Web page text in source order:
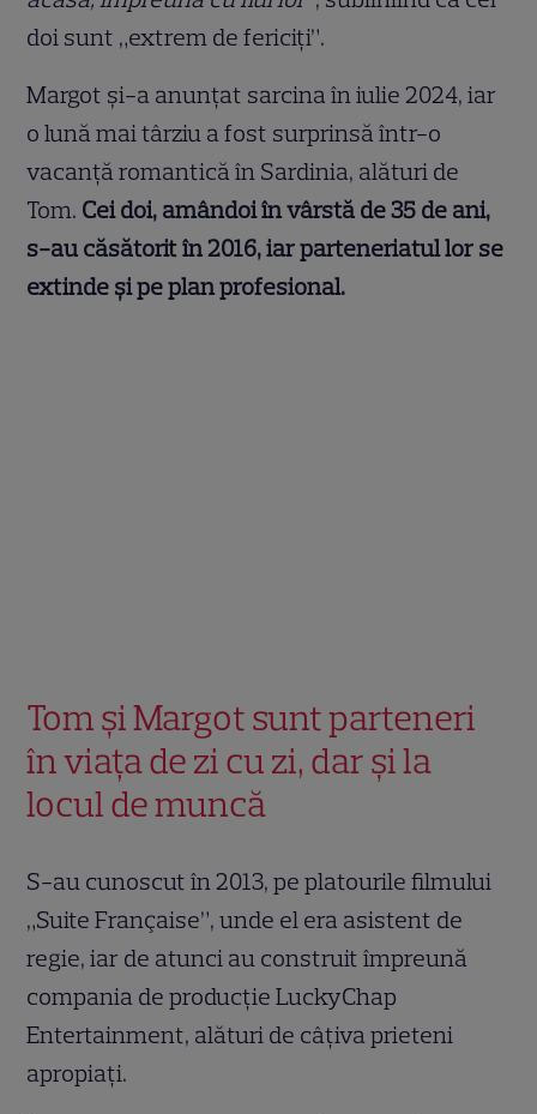
doi sunt „extrem de fericiți”.
Margot și-a anunțat sarcina în iulie 2024, iar
o lună mai târziu a fost surprinsă într-o
vacanță romantică în Sardinia, alături de
Tom. Cei doi, amândoi în vârstă de 35 de ani,
s-au căsătorit în 2016, iar parteneriatul lor se
extinde și pe plan profesional.
Tom și Margot sunt parteneri
în viața de zi cu zi, dar și la
locul de muncă
S-au cunoscut în 2013, pe platourile filmului
„Suite Française”, unde el era asistent de
regie, iar de atunci au construit împreună
compania de producție LuckyChap
Entertainment, alături de câțiva prieteni
apropiați.